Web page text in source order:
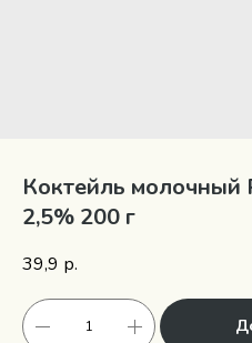
Коктейль молочный
2,5% 200 г
39,9 р.